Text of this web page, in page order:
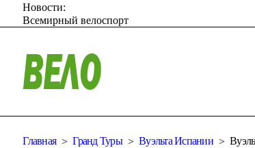
Новости:
Всемирный велоспорт
Главная Гранд Туры Вуэльта Испании